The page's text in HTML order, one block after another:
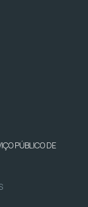
PÚBLICO DE